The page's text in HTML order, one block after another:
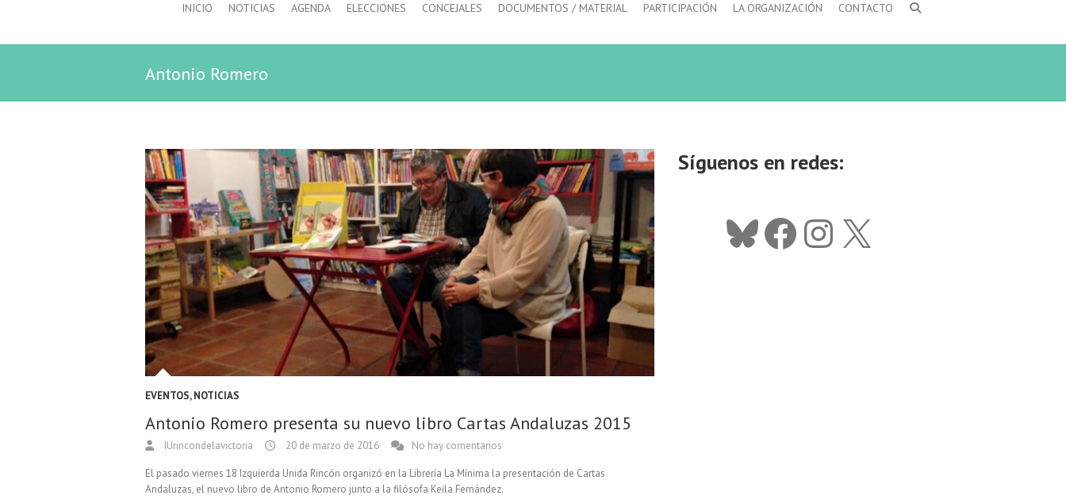
INICIO NOTICIAS AGENDA ELECCIONES CONCEJALES DOCUMENTOS / MATERIAL PARTICIPACIÓN LA ORGANIZACIÓN CONTACTO
Antonio Romero
EVENTOS,NOTICIAS
Antonio Romero presenta su nuevo libro Cartas Andaluzas 2015
IUrincondelavictoria 20 de marzo de 2016 No hay comentarios
El pasado viernes 18 Izquierda Unida Rincón organizó en la Librería La Mínima la presentación de Cartas
Andaluzas, el nuevo libro de Antonio Romero junto a la filósofa Keila Fernández.
Síguenos en redes:
Bluesky
Facebook
Instagram
X